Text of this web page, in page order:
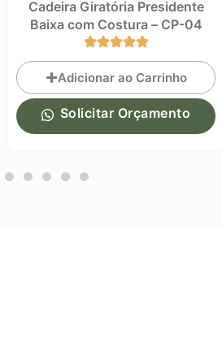
Cadeira Giratória Modelo
Diretor Office – CD-01
Adicionar ao Carrinho
Solicitar Orçamento